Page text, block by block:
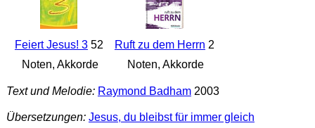
Feiert Jesus! 352
Noten, Akkorde
Ruft zu dem Herrn 2
Noten, Akkorde
Text und Melodie: Raymond Badham2003
Übersetzungen: Jesus, du bleibst für immer gleich